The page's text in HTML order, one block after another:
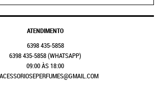
ATENDIMENTO
6398435-5858
6398435-5858(WHATSAPP)
09:00 ÀS 18:00